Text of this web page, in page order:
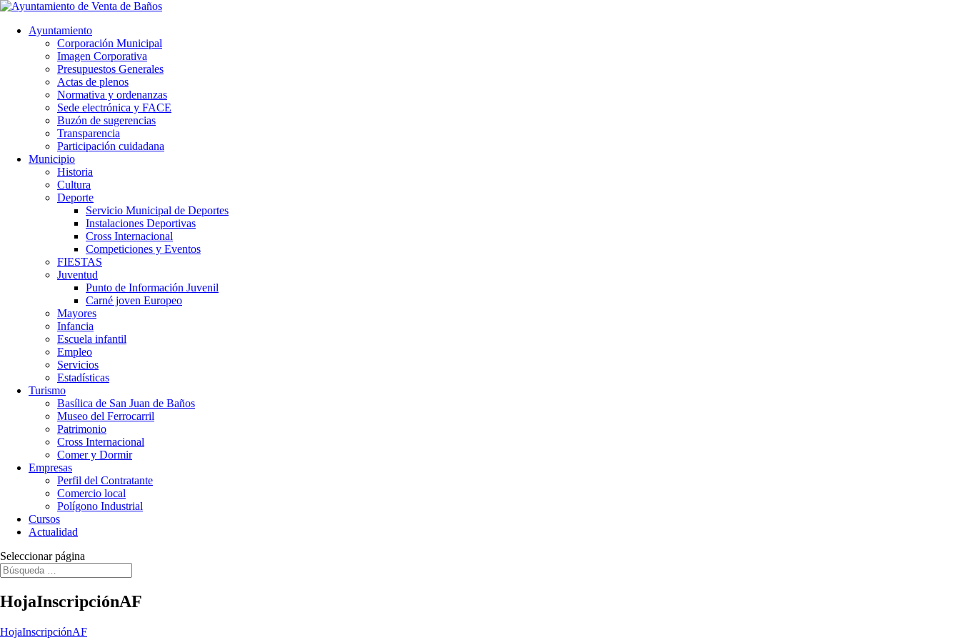
Ayuntamiento
Corporación Municipal
Imagen Corporativa
Presupuestos Generales
Actas de plenos
Normativa y ordenanzas
Sede electrónica y FACE
Buzón de sugerencias
Transparencia
Participación cuidadana
Municipio
Historia
Cultura
Deporte
Servicio Municipal de Deportes
Instalaciones Deportivas
Cross Internacional
Competiciones y Eventos
FIESTAS
Juventud
Punto de Información Juvenil
Carné joven Europeo
Mayores
Infancia
Escuela infantil
Empleo
Servicios
Estadísticas
Turismo
Basílica de San Juan de Baños
Museo del Ferrocarril
Patrimonio
Cross Internacional
Comer y Dormir
Empresas
Perfil del Contratante
Comercio local
Polígono Industrial
Cursos
Actualidad
Seleccionar página
HojaInscripciónAF
HojaInscripciónAF